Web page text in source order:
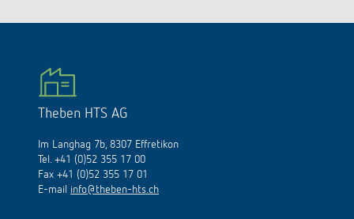
Theben HTS AG
Im Langhag 7b, 8307 Effretikon
Tel. +41 (0)52 355 17 00
Fax +41 (0)52 355 17 01
E-mail info@theben-hts.ch